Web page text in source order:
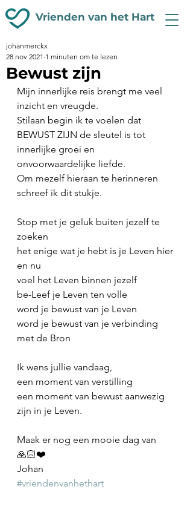
Vrienden van het Hart
Bewust zijn
johanmerckx
28 nov 2021 1 minuten om te lezen
Mijn innerlijke reis brengt me veel
inzicht en vreugde.
Stilaan begin ik te voelen dat
BEWUST ZIJN de sleutel is tot
innerlijke groei en
onvoorwaardelijke liefde.
Om mezelf hieraan te herinneren
schreef ik dit stukje.
Stop met je geluk buiten jezelf te
zoeken
het enige wat je hebt is je Leven hier
en nu
voel het Leven binnen jezelf
be-Leef je Leven ten volle
word je bewust van je Leven
word je bewust van je verbinding
met de Bron
Ik wens jullie vandaag,
een moment van verstilling
een moment van bewust aanwezig
zijn in je Leven.
Maak er nog een mooie dag van
🙏🏻❤️
Johan
#vriendenvanhethart